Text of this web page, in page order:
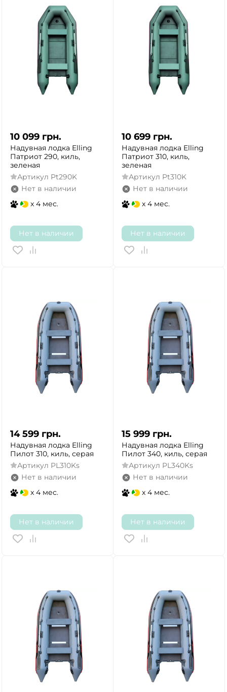
10 099 грн.
Надувная лодка Elling
Патриот 290, киль,
зеленая
Артикул Pt290K
Нет в наличии
x 4 мес.
Нет в наличии
10 699 грн.
Надувная лодка Elling
Патриот 310, киль,
зеленая
Артикул Pt310K
Нет в наличии
x 4 мес.
Нет в наличии
14 599 грн.
Надувная лодка Elling
Пилот 310, киль, серая
Артикул PL310Ks
Нет в наличии
x 4 мес.
Нет в наличии
15 999 грн.
Надувная лодка Elling
Пилот 340, киль, серая
Артикул PL340Ks
Нет в наличии
x 4 мес.
Нет в наличии